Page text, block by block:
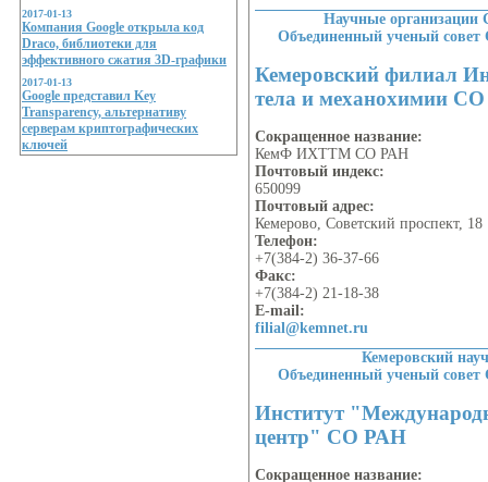
2017-01-13
Компания Google открыла код
Draco, библиотеки для
эффективного сжатия 3D-графики
2017-01-13
Google представил Key
Transparency, альтернативу
серверам криптографических
ключей
Научные организации
Объединенный ученый
Кемеровский филиал
тела и механохимии
Сокращенное название:
КемФ ИХТТМ СО РАН
Почтовый индекс:
650099
Почтовый адрес:
Кемерово, Советский проспект, 18
Телефон:
+7(384-2) 36-37-66
Факс:
+7(384-2) 21-18-38
E-mail:
filial@kemnet.ru
Кемеровский
Объединенный ученый
Институт
центр" СО РАН
Сокращенное название: